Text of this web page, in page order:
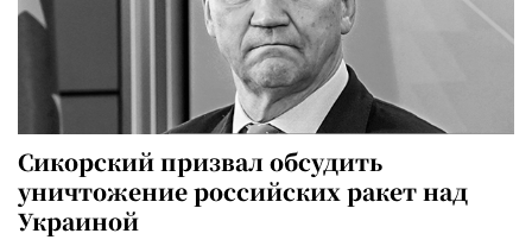
Сикорский призвал обсудить
уничтожение российских ракет над
Украиной